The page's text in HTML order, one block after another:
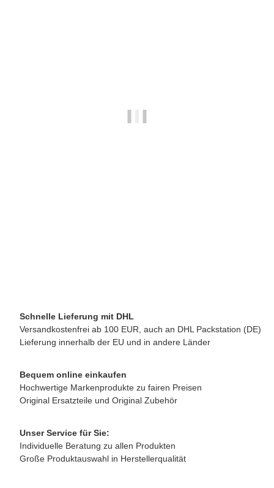
Schnelle Lieferung mit DHL
Versandkostenfrei ab 100 EUR, auch an DHL Packstation (DE)
Lieferung innerhalb der EU und in andere Länder
Bequem online einkaufen
Hochwertige Markenprodukte zu fairen Preisen
Original Ersatzteile und Original Zubehör
Unser Service für Sie:
Individuelle Beratung zu allen Produkten
Große Produktauswahl in Herstellerqualität